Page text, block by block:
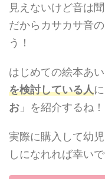
見えないけど音は聞
だからカサカサ音
う！
はじめての絵本あ
を検討している人
お 」を紹介するね！
実際に購入して幼
しになれれば幸いで